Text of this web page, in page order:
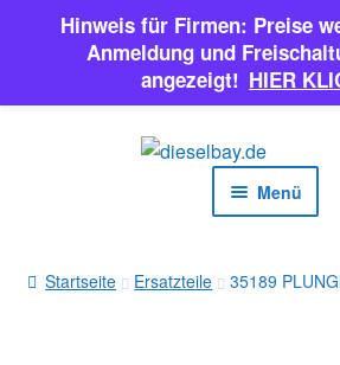
Menü
Startseite Ersatzteile 35189
Hinweis für Firmen: Preise
Anmeldung und
angezeigt! HIER